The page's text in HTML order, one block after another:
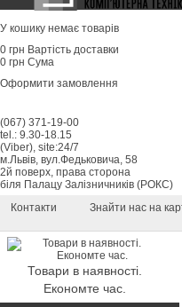
У кошику немає товарів
0 грн Вартість доставки
0 грн Сума
Оформити замовлення
(067) 371-19-00
tel.: 9.30-18.15
(Viber), site:24/7
м.Львів, вул.Федьковича, 58
2й поверх, права сторона
біля Палацу Залізничників (РОКС)
Контакти
Знайти нас на
Товари в наявності.
Економте час.